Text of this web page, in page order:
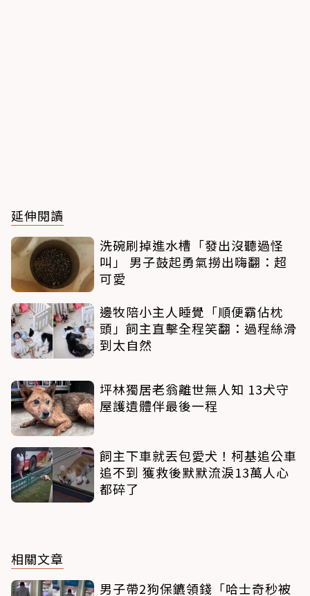
延伸閱讀
洗碗刷掉進水槽「發出沒聽過怪
叫」 男子鼓起勇氣撈出嗨翻：超
可愛
邊牧陪小主人睡覺「順便霸佔枕
頭」飼主直擊全程笑翻：過程絲滑
到太自然
坪林獨居老翁離世無人知 13犬守
屋護遺體伴最後一程
飼主下車就丟包愛犬！柯基追公車
追不到 獲救後默默流淚13萬人心
都碎了
相關文章
男子帶2狗保鑣領錢「哈士奇秒被